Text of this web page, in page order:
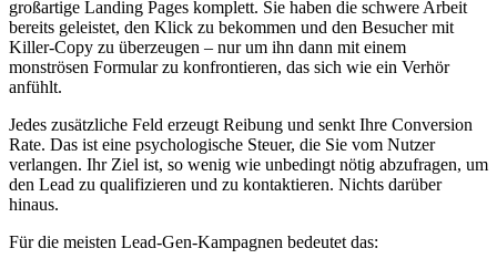
großartige Landing Pages komplett. Sie haben die schwere Arbeit
bereits geleistet, den Klick zu bekommen und den Besucher mit
Killer-Copy zu überzeugen – nur um ihn dann mit einem
monströsen Formular zu konfrontieren, das sich wie ein Verhör
anfühlt.
Jedes zusätzliche Feld erzeugt Reibung und senkt Ihre Conversion
Rate. Das ist eine psychologische Steuer, die Sie vom Nutzer
verlangen. Ihr Ziel ist, so wenig wie unbedingt nötig abzufragen, um
den Lead zu qualifizieren und zu kontaktieren. Nichts darüber
hinaus.
Für die meisten Lead-Gen-Kampagnen bedeutet das: